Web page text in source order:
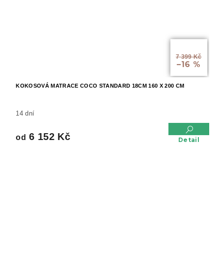
7 399 Kč
–16 %
KOKOSOVÁ MATRACE COCO STANDARD 18CM 160 X 200 CM
14 dní
od 6 152 Kč Detail